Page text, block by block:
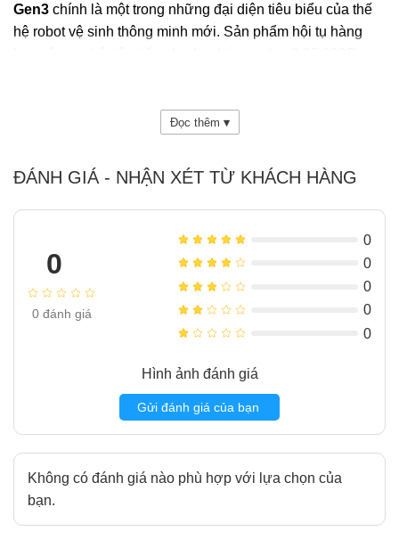
Gen3 chính là một trong những đại diện tiêu biểu của thế
hệ robot vệ sinh thông minh mới. Sản phẩm hội tụ hàng
AIVI 3D 3.0 OMNI. Đặc biệt, thiết kế siêu mỏng chỉ 81mm
nhiều robot khác khó chạm tới.
Không dừng lại ở khả năng làm sạch mạnh mẽ, DEEBOT
T50 PRO OMNI Gen3 còn được trang bị trạm sạc OMNI đa
năng tự động hóa toàn bộ quy trình vệ sinh như giặt giẻ,
sấy khô, đổ rác và bổ sung dung dịch lau sàn. Nhờ đó,
người dùng có thể tận hưởng một trải nghiệm dọn dẹp
hoàn toàn tự động, tiết kiệm thời gian và công sức.
Hãy cùng khám phá chi tiết những công nghệ nổi bật giúp
trở thành một
trong những robot hút bụi lau nhà cao cấp đáng sở hữu
không gian
Đọc thêm ▾
ĐÁNH GIÁ - NHẬN XÉT TỪ KHÁCH HÀNG
0
0đánh giá
0
0
0
0
0
Hình ảnh đánh giá
Gửi đánh giá của bạn
Không có đánh giá nào phù hợp với lựa chọn của
bạn.